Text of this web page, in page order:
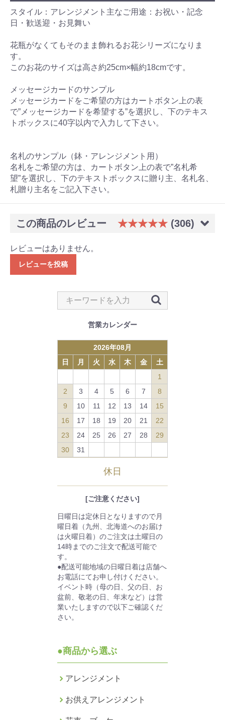
スタイル：アレンジメント主なご用途：お祝い・記念
日・歓送迎・お見舞い
花瓶がなくてもそのまま飾れるお花シリーズになりま
す。
このお花のサイズは高さ約25cm×幅約18cmです。
メッセージカードのサンプル
メッセージカードをご希望の方はカートボタン上の表
で”メッセージカードを希望する”を選択し、下のテキス
トボックスに40字以内で入力して下さい。
名札のサンプル（鉢・アレンジメント用）
名札をご希望の方は、カートボタン上の表で”名札希
望”を選択し、下のテキストボックスに贈り主、名札名、
札贈り主名をご記入下さい。
この商品のレビュー ★★★★★ (306)
レビューはありません。
レビューを投稿
営業カレンダー
2026年08月
日
月 火 水 木 金
土
1
2
3 4 5 6 7
8
9
10 11 12 13 14
15
16
17 18 19 20 21
22
23
24 25 26 27 28
29
30
31
休日
[ご注意ください]
日曜日は定休日となりますので月
曜日着（九州、北海道へのお届け
は火曜日着）のご注文は土曜日の
14時までのご注文で配送可能で
す。
●配送可能地域の日曜日着は店舗へ
お電話にてお申し付けください。
イベント時（母の日、父の日、お
盆前、敬老の日、年末など）は営
業いたしますので以下ご確認くだ
さい。
●商品から選ぶ
アレンジメント
お供えアレンジメント